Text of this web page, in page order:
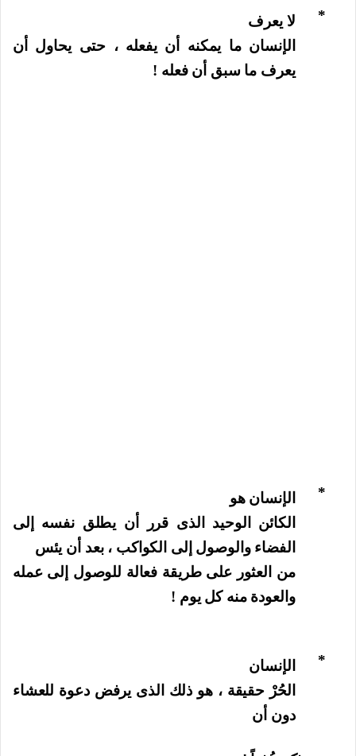
*
لا يعرف
الإنسان ما يمكنه أن يفعله ، حتى يحاول أن
يعرف ما سبق أن فعله !
*
الإنسان هو
الكائن الوحيد الذى قرر أن يطلق نفسه إلى
الفضاء والوصول إلى الكواكب ، بعد أن يئس
من العثور على طريقة فعالة للوصول إلى عمله
والعودة منه كل يوم !
*
الإنسان
الحُرْ حقيقة ، هو ذلك الذى يرفض دعوة للعشاء
دون أن